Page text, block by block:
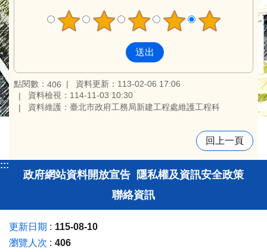
點閱數： 406
資料更新：113-02-06 17:06
資料檢視：114-11-03 10:30
資料維護：臺北市政府工務局新建工程處維護工程科
回上一頁
:::
政府網站資料開放宣告 隱私權及資訊安全政策
聯絡資訊
更新日期
115-08-10
瀏覽人次
406